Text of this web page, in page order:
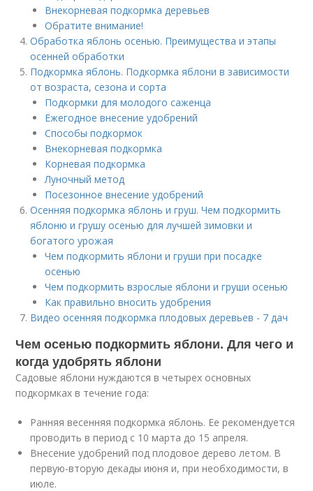
Внекорневая подкормка деревьев
Обратите внимание!
Обработка яблонь осенью. Преимущества и этапы
осенней обработки
Подкормка яблонь. Подкормка яблони в зависимости
от возраста, сезона и сорта
Подкормки для молодого саженца
Ежегодное внесение удобрений
Способы подкормок
Внекорневая подкормка
Корневая подкормка
Луночный метод
Посезонное внесение удобрений
Осенняя подкормка яблонь и груш. Чем подкормить
яблоню и грушу осенью для лучшей зимовки и
богатого урожая
Чем подкормить яблони и груши при посадке
осенью
Чем подкормить взрослые яблони и груши осенью
Как правильно вносить удобрения
Видео осенняя подкормка плодовых деревьев - 7 дач
Чем осенью подкормить яблони. Для чего и
когда удобрять яблони
Садовые яблони нуждаются в четырех основных
подкормках в течение года:
Ранняя весенняя подкормка яблонь. Ее рекомендуется
проводить в период с 10 марта до 15 апреля.
Внесение удобрений под плодовое дерево летом. В
первую-вторую декады июня и, при необходимости, в
июле.